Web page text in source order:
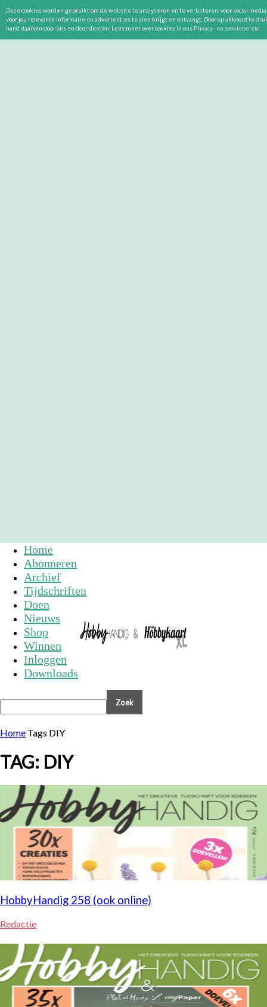
Home
Abonneren
Archief
Tijdschriften
Doen
Nieuws
Shop
Winnen
Inloggen
Downloads
Home Tags DIY
TAG: DIY
HobbyHandig 258 (ook online)
Redactie
Deze cookies worden gebruikt om de website te analyseren en te verbeteren, voor social
voor jou relevante informatie en advertenties te zien krijgt en ontvangt. Door op akkoord te
hand daarvan door ons en door derden. Lees meer over cookies in ons Privacy- en cookiebeleid